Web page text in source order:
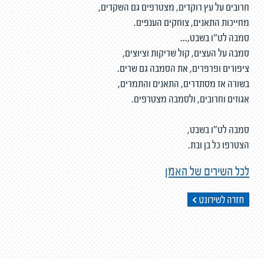
חרובים על עץ רוקדים, מצטרפים גם השקדים,
מחייכות התאנים, צוחקים הענפים.
סמבה לט"ו בשבט,...
סמבה על העצים, קול שריקות וציוצים,
ציפורים ופרפרים, את הסמבה גם שרים.
בשורה אז מסתדרים, התאנים והתמרים,
אגוזים וחרובים, ולסמבה מצטרפים.
סמבה לט"ו בשבט,
הצטרפו כל בן ובת.
לכל השירים של האמן